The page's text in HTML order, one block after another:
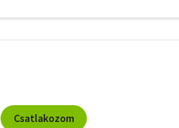
szűrők
Csatlakozom